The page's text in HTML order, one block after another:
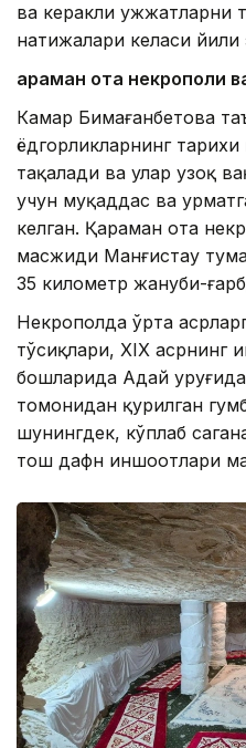
ва керакли ҳужжатларни
натижалари келаси
Қараман ота некрополи
Камар Бимағанбетова
ёдгорликларнинг
тақалади ва улар узоқ
учун муқаддас ва
келган. Қараман ота
масжиди Манғистау
35 километр жануби-
Некрополда ўрта
тўсиқлари, XIX асрнинг
бошларида Адай
томонидан қурилган
шунингдек, кўплаб
тош дафн иншоотлари